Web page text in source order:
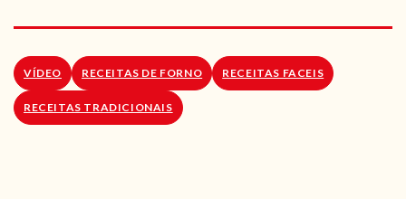
LOJA ONLINE
VÍDEO RECEITAS DE FORNO RECEITAS FACEIS
RECEITAS TRADICIONAIS